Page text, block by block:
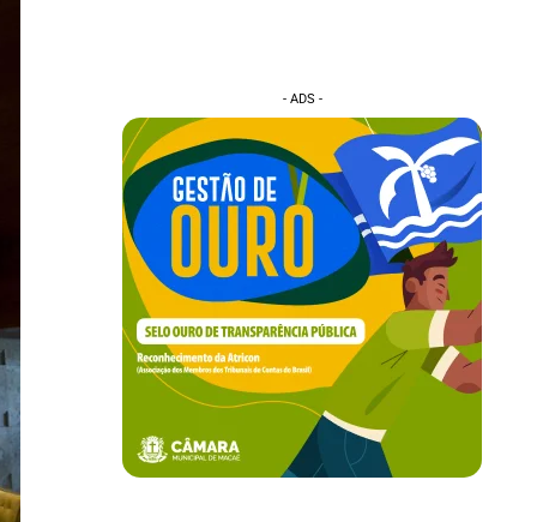
- ADS -